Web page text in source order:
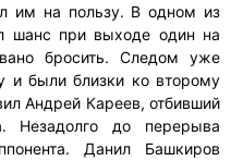
им на пользу. В одном из
шанс при выходе один на
бросить. Следом уже
и были близки ко второму
Андрей Кареев, отбивший
Незадолго до перерыва
Данил Башкиров